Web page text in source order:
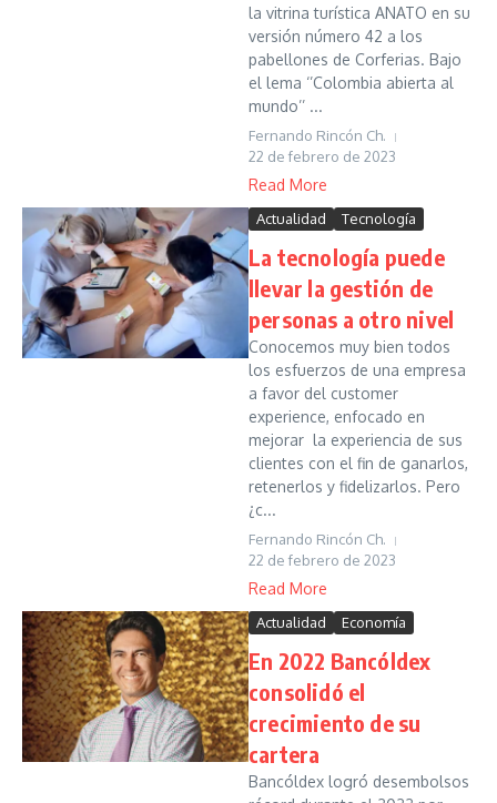
la vitrina turística ANATO en su
versión número 42 a los
pabellones de Corferias. Bajo
el lema ‘’Colombia abierta al
mundo’’ ...
Fernando Rincón Ch.
22 de febrero de 2023
Read More
Actualidad Tecnología
La tecnología puede
llevar la gestión de
personas a otro nivel
Conocemos muy bien todos
los esfuerzos de una empresa
a favor del customer
experience, enfocado en
mejorar la experiencia de sus
clientes con el fin de ganarlos,
retenerlos y fidelizarlos. Pero
¿c...
Fernando Rincón Ch.
22 de febrero de 2023
Read More
Actualidad Economía
En 2022 Bancóldex
consolidó el
crecimiento de su
cartera
Bancóldex logró desembolsos